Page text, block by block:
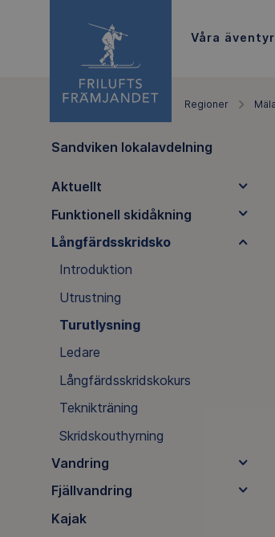
Våra äventyr
Regioner
Sandviken lokalavdelning
Aktuellt
Funktionell skidåkning
Långfärdsskridsko
Introduktion
Utrustning
Turutlysning
Ledare
Långfärdsskridskokurs
Teknikträning
Skridskouthyrning
Vandring
Fjällvandring
Kajak